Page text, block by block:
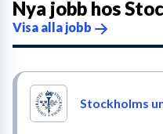
Nya jobb hos
Visa alla jobb
Stockholms